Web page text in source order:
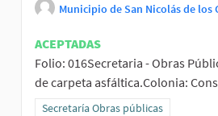
Municipio de San Nicolás de los
ACEPTADAS
Folio: 016Secretaria - Obras
de carpeta asfáltica.Colonia:
Resultados al filtrar por la categoría:
Secretaría Obras públicas